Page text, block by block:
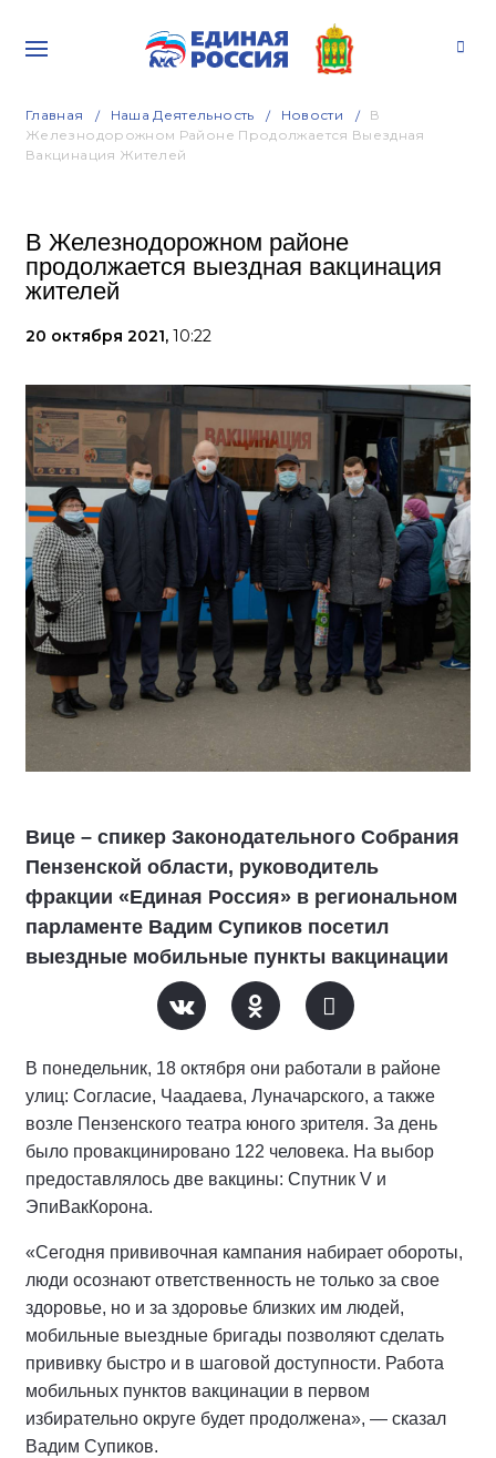
Главная Наша Деятельность Новости
В
Железнодорожном Районе Продолжается Выездная
Вакцинация Жителей
В Железнодорожном районе
продолжается выездная вакцинация
жителей
20 октября 2021, 10:22
Вице – спикер Законодательного Собрания
Пензенской области, руководитель
фракции «Единая Россия» в региональном
парламенте Вадим Супиков посетил
выездные мобильные пункты вакцинации
В понедельник, 18 октября они работали в районе
улиц: Согласие, Чаадаева, Луначарского, а также
возле Пензенского театра юного зрителя. За день
было провакцинировано 122 человека. На выбор
предоставлялось две вакцины: Спутник V и
ЭпиВакКорона.
«Сегодня прививочная кампания набирает обороты,
люди осознают ответственность не только за свое
здоровье, но и за здоровье близких им людей,
мобильные выездные бригады позволяют сделать
прививку быстро и в шаговой доступности. Работа
мобильных пунктов вакцинации в первом
избирательно округе будет продолжена», — сказал
Вадим Супиков.